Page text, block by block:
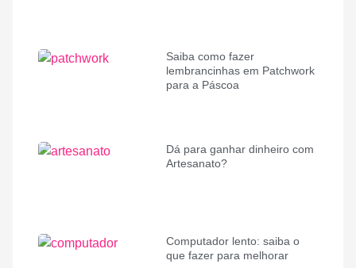
Saiba como fazer
lembrancinhas em Patchwork
para a Páscoa
Dá para ganhar dinheiro com
Artesanato?
Computador lento: saiba o
que fazer para melhorar